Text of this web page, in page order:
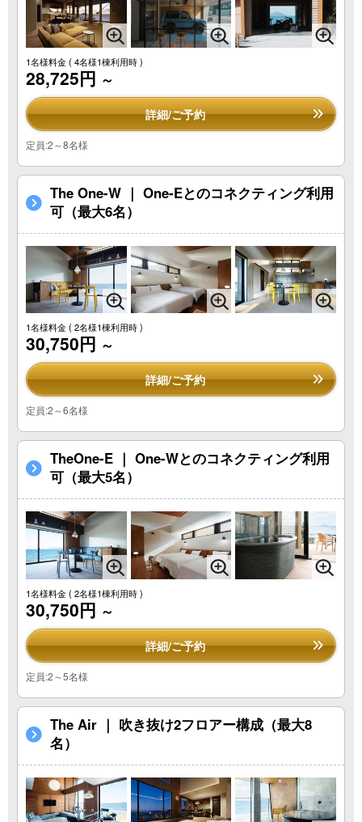
1名様料金( 4名様1棟利用時 )
28,725円 ～
詳細/ご予約
定員:2～8名様
The One-W ｜ One-Eとのコネクティング利用
可（最大6名）
1名様料金( 2名様1棟利用時 )
30,750円 ～
詳細/ご予約
定員:2～6名様
TheOne-E ｜ One-Wとのコネクティング利用
可（最大5名）
1名様料金( 2名様1棟利用時 )
30,750円 ～
詳細/ご予約
定員:2～5名様
The Air ｜ 吹き抜け2フロアー構成（最大8
名）